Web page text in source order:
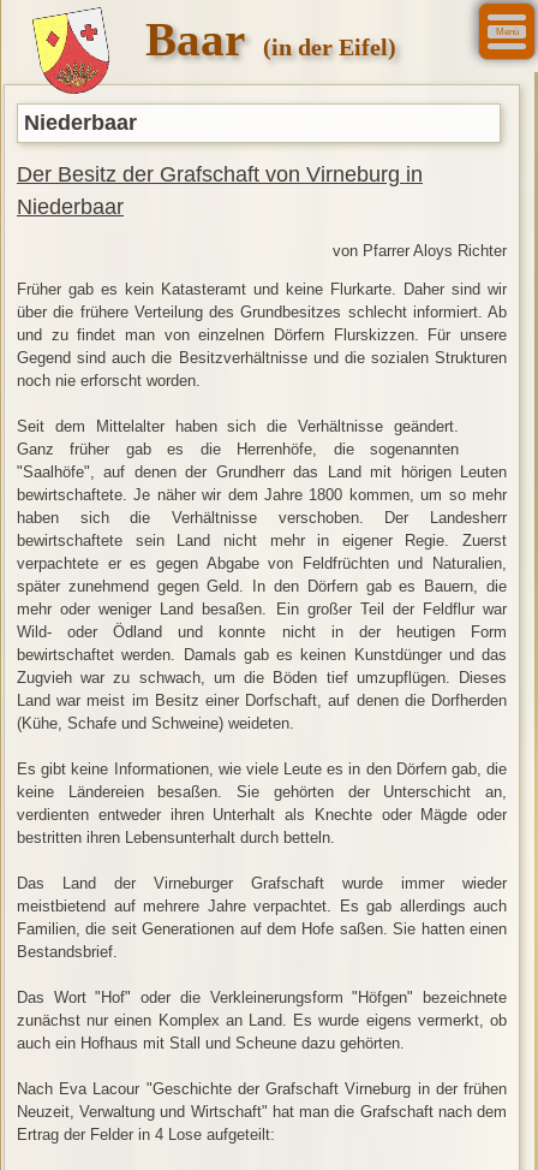
Menü
Baar (in der Eifel)
Niederbaar
Der Besitz der Grafschaft von Virneburg in
Niederbaar
von Pfarrer Aloys Richter
Früher gab es kein Katasteramt und keine Flurkarte. Daher sind wir
über die frühere Verteilung des Grundbesitzes schlecht informiert. Ab
und zu findet man von einzelnen Dörfern Flurskizzen. Für unsere
Gegend sind auch die Besitzverhältnisse und die sozialen Strukturen
noch nie erforscht worden.
Seit dem Mittelalter haben sich die Verhältnisse geändert.
Ganz früher gab es die Herrenhöfe, die sogenannten
"Saalhöfe", auf denen der Grundherr das Land mit hörigen Leuten
bewirtschaftete. Je näher wir dem Jahre 1800 kommen, um so mehr
haben sich die Verhältnisse verschoben. Der Landesherr
bewirtschaftete sein Land nicht mehr in eigener Regie. Zuerst
verpachtete er es gegen Abgabe von Feldfrüchten und Naturalien,
später zunehmend gegen Geld. In den Dörfern gab es Bauern, die
mehr oder weniger Land besaßen. Ein großer Teil der Feldflur war
Wild- oder Ödland und konnte nicht in der heutigen Form
bewirtschaftet werden. Damals gab es keinen Kunstdünger und das
Zugvieh war zu schwach, um die Böden tief umzupflügen. Dieses
Land war meist im Besitz einer Dorfschaft, auf denen die Dorfherden
(Kühe, Schafe und Schweine) weideten.
Es gibt keine Informationen, wie viele Leute es in den Dörfern gab, die
keine Ländereien besaßen. Sie gehörten der Unterschicht an,
verdienten entweder ihren Unterhalt als Knechte oder Mägde oder
bestritten ihren Lebensunterhalt durch betteln.
Das Land der Virneburger Grafschaft wurde immer wieder
meistbietend auf mehrere Jahre verpachtet. Es gab allerdings auch
Familien, die seit Generationen auf dem Hofe saßen. Sie hatten einen
Bestandsbrief.
Das Wort "Hof" oder die Verkleinerungsform "Höfgen" bezeichnete
zunächst nur einen Komplex an Land. Es wurde eigens vermerkt, ob
auch ein Hofhaus mit Stall und Scheune dazu gehörten.
Nach Eva Lacour "Geschichte der Grafschaft Virneburg in der frühen
Neuzeit, Verwaltung und Wirtschaft" hat man die Grafschaft nach dem
Ertrag der Felder in 4 Lose aufgeteilt: